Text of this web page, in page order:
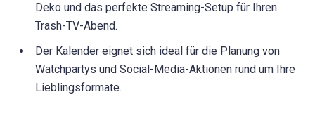
Deko und das perfekte Streaming-Setup für Ihren
Trash-TV-Abend.
Der Kalender eignet sich ideal für die Planung von
Watchpartys und Social-Media-Aktionen rund um Ihre
Lieblingsformate.